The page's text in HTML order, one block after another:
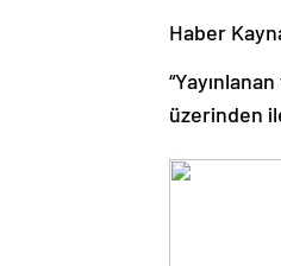
Haber
üzerinden